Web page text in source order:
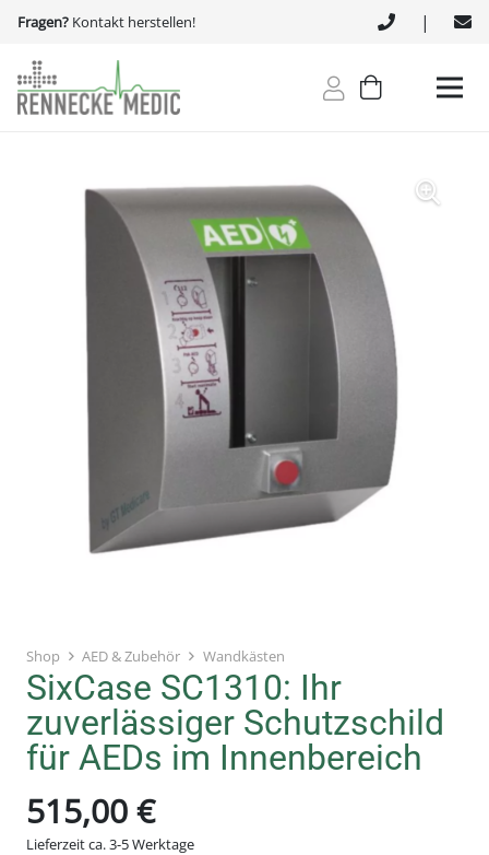
Fragen? Kontakt herstellen! |
Shop AED & Zubehör Wandkästen
SixCase SC1310: Ihr
zuverlässiger Schutzschild
für AEDs im Innenbereich
515,00€
Lieferzeit ca. 3-5 Werktage